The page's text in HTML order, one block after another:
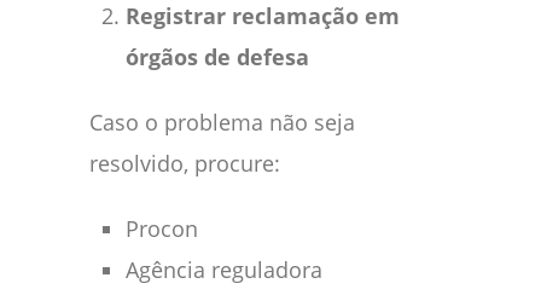
Registrar reclamação em
órgãos de defesa
Caso o problema não seja
resolvido, procure:
Procon
Agência reguladora